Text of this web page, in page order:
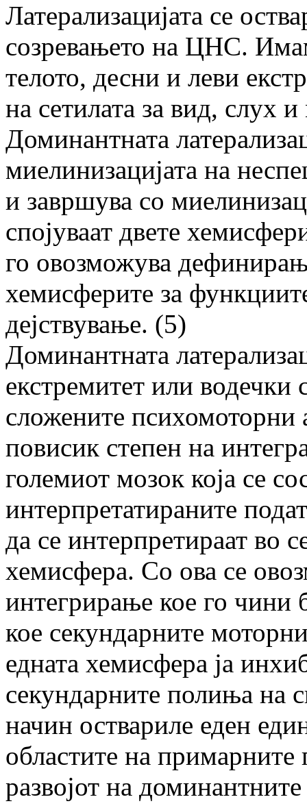
Латерализацијата се
созревањето на ЦНС.
телото, десни и леви
на сетилата за вид, слух
Доминантната
миелинизацијата на
и завршува со
спојуваат двете
го овозможува
хемисферите за
дејствување. (5)
Доминантната
екстремитет или
сложените психомоторни
повисик степен на
големиот мозок која се
интерпретатираните
да се интерпретираат во
хемисфера. Со ова се
интегрирање кое го чини
кое секундарните
едната хемисфера ја
секундарните полиња на
начин оствариле еден
областите на
развојот на